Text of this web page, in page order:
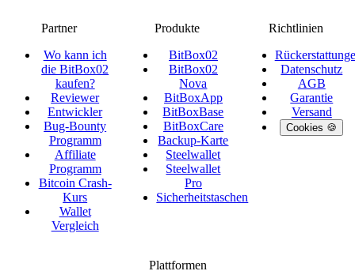
Partner
Wo kann ich
die BitBox02
kaufen?
Reviewer
Entwickler
Bug-Bounty
Programm
Affiliate
Programm
Bitcoin Crash-
Kurs
Wallet
Vergleich
Produkte
BitBox02
BitBox02
Nova
BitBoxApp
BitBoxBase
BitBoxCare
Backup-Karte
Steelwallet
Steelwallet
Pro
Sicherheitstaschen
Richtlinien
Datenschutz
AGB
Garantie
Versand
Cookies 🍪
Plattformen